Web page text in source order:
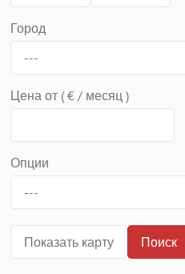
Город
---
Цена от ( € / месяц )
Опции
---
Показать карту Поиск